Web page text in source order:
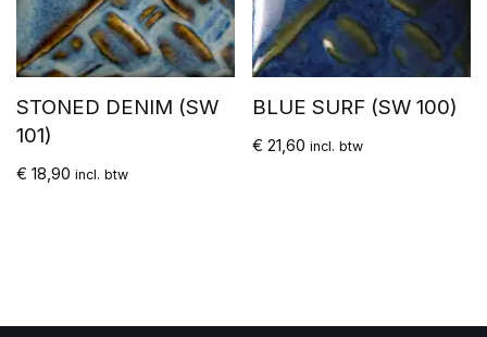
STONED DENIM (SW
101)
€ 18,90 incl. btw
BLUE SURF (SW 100)
€ 21,60 incl. btw